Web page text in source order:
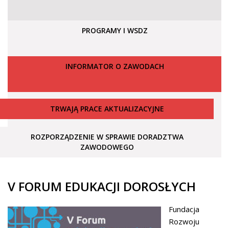
PROGRAMY I WSDZ
INFORMATOR O ZAWODACH
TRWAJĄ PRACE AKTUALIZACYJNE
ROZPORZĄDZENIE W SPRAWIE DORADZTWA
ZAWODOWEGO
V FORUM EDUKACJI DOROSŁYCH
Fundacja
Rozwoju